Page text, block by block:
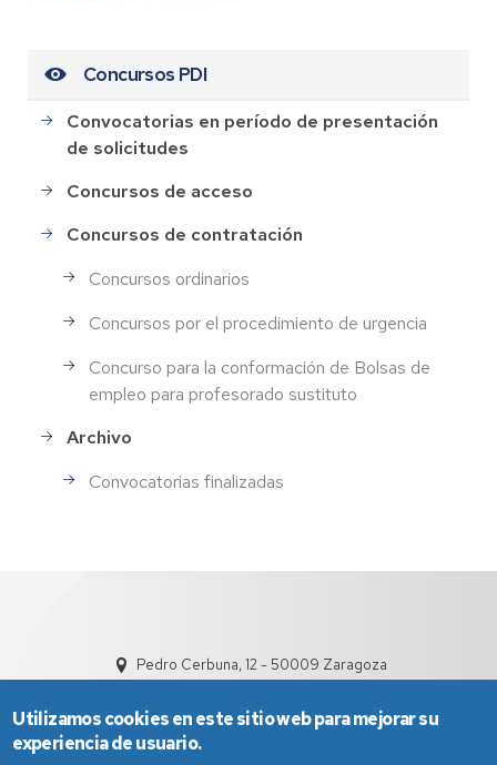
Concursos PDI
Convocatorias en período de presentación
de solicitudes
Concursos de acceso
Concursos de contratación
Concursos ordinarios
Concursos por el procedimiento de urgencia
Concurso para la conformación de Bolsas de
empleo para profesorado sustituto
Archivo
Convocatorias finalizadas
Pedro Cerbuna, 12 - 50009 Zaragoza
Utilizamos cookies en este sitio web para mejorar su
experiencia de usuario.